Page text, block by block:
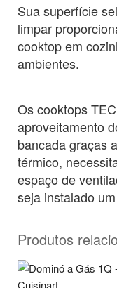
Sua superfície
limpar
cooktop em
ambientes.
Os cooktops
aproveitamento
bancada graças
térmico,
espaço de
seja instalado
Produtos